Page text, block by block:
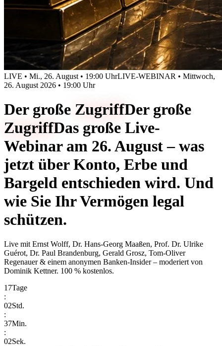
LIVE • Mi., 26. August • 19:00 UhrLIVE-WEBINAR • Mittwoch,
26. August 2026 • 19:00 Uhr
Der große ZugriffDer große
ZugriffDas große Live-
Webinar am 26. August – was
jetzt über Konto, Erbe und
Bargeld entschieden wird. Und
wie Sie Ihr Vermögen legal
schützen.
Live mit Ernst Wolff, Dr. Hans-Georg Maaßen, Prof. Dr. Ulrike
Guérot, Dr. Paul Brandenburg, Gerald Grosz, Tom-Oliver
Regenauer & einem anonymen Banken-Insider– moderiert von
Dominik Kettner. 100 % kostenlos.
17Tage
:
02Std.
:
37Min.
:
02Sek.